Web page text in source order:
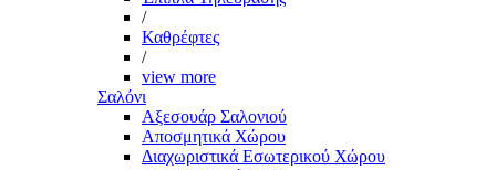
/
Καθρέφτες
/
view more
Σαλόνι
Αξεσουάρ Σαλονιού
Αποσμητικά Χώρου
Διαχωριστικά Εσωτερικού Χώρου